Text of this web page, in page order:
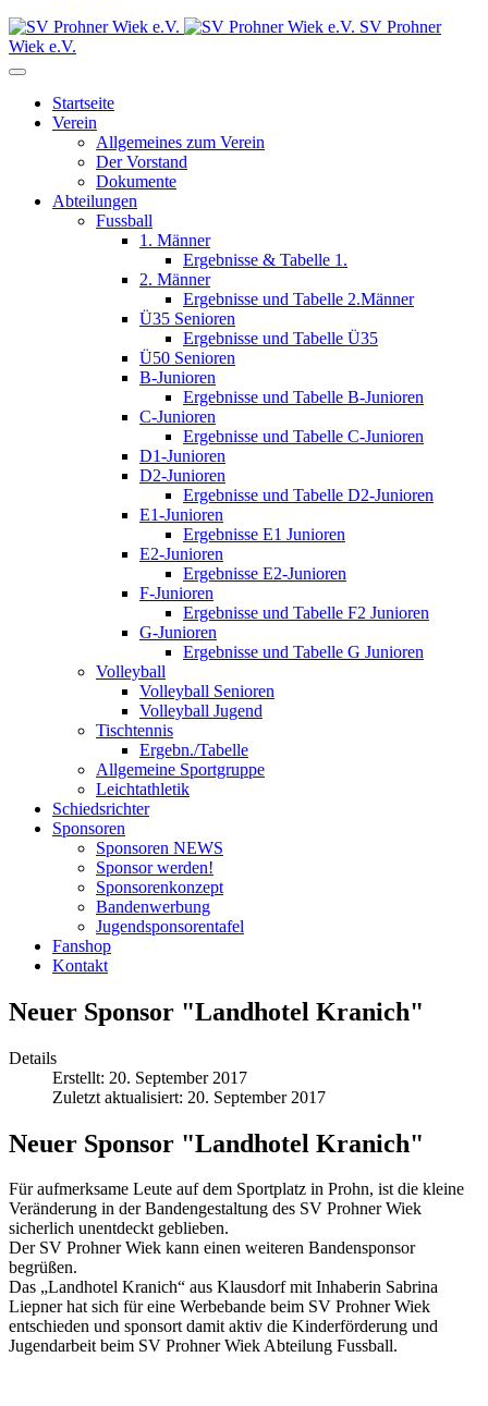
SV Prohner
Wiek e.V.
Startseite
Verein
Allgemeines zum Verein
Der Vorstand
Dokumente
Abteilungen
Fussball
1. Männer
Ergebnisse & Tabelle 1.
2. Männer
Ergebnisse und Tabelle 2.Männer
Ü35 Senioren
Ergebnisse und Tabelle Ü35
Ü50 Senioren
B-Junioren
Ergebnisse und Tabelle B-Junioren
C-Junioren
Ergebnisse und Tabelle C-Junioren
D1-Junioren
D2-Junioren
Ergebnisse und Tabelle D2-Junioren
E1-Junioren
Ergebnisse E1 Junioren
E2-Junioren
Ergebnisse E2-Junioren
F-Junioren
Ergebnisse und Tabelle F2 Junioren
G-Junioren
Ergebnisse und Tabelle G Junioren
Volleyball
Volleyball Senioren
Volleyball Jugend
Tischtennis
Ergebn./Tabelle
Allgemeine Sportgruppe
Leichtathletik
Schiedsrichter
Sponsoren
Sponsoren NEWS
Sponsor werden!
Sponsorenkonzept
Bandenwerbung
Jugendsponsorentafel
Fanshop
Kontakt
Neuer Sponsor "Landhotel Kranich"
Details
Erstellt: 20. September 2017
Zuletzt aktualisiert: 20. September 2017
Neuer Sponsor "Landhotel Kranich"
Für aufmerksame Leute auf dem Sportplatz in Prohn, ist die kleine
Veränderung in der Bandengestaltung des SV Prohner Wiek
sicherlich unentdeckt geblieben.
Der SV Prohner Wiek kann einen weiteren Bandensponsor
begrüßen.
Das „Landhotel Kranich“ aus Klausdorf mit Inhaberin Sabrina
Liepner hat sich für eine Werbebande beim SV Prohner Wiek
entschieden und sponsort damit aktiv die Kinderförderung und
Jugendarbeit beim SV Prohner Wiek Abteilung Fussball.